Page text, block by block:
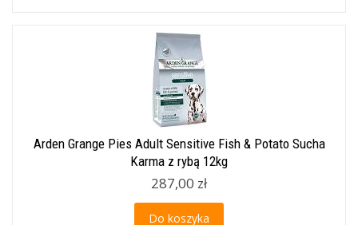
Arden Grange Pies Adult Sensitive Fish & Potato Sucha
Karma z rybą 12kg
287,00 zł
Do koszyka